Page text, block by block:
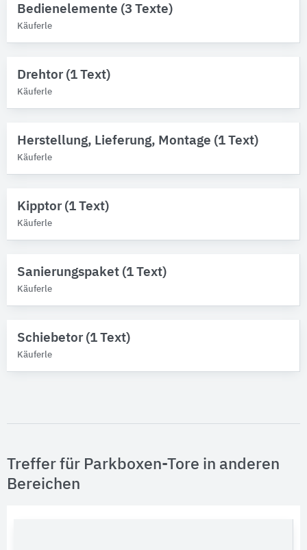
Bauwerke, Gebäudetypen
Bitte auswählen
Bedienelemente (3 Texte)
Käuferle
Drehtor (1 Text)
Käuferle
Herstellung, Lieferung, Montage (1 Text)
Käuferle
Kipptor (1 Text)
Käuferle
Sanierungspaket (1 Text)
Käuferle
Schiebetor (1 Text)
Käuferle
Treffer für Parkboxen-Tore in anderen
Bereichen